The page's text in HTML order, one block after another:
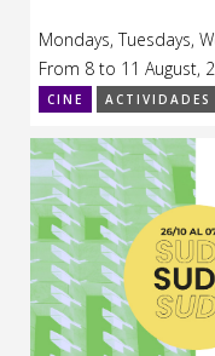
Mondays, Tuesdays,
From 8 to 11 August,
CINE ACTIVIDADES